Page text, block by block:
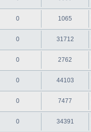
0 1065
0 31712
0 2762
0 44103
0 7477
0 34391